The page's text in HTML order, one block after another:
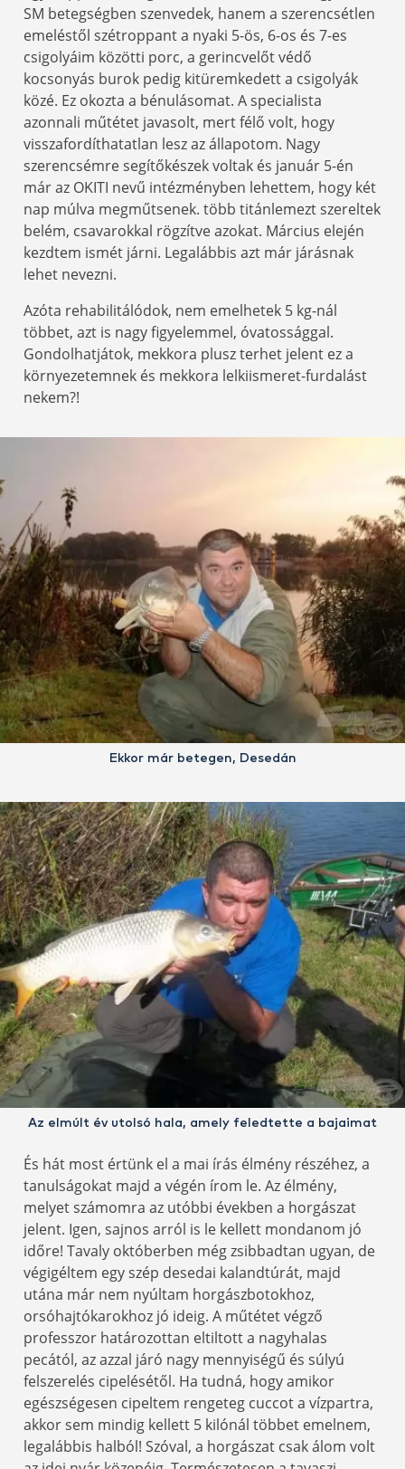
SM betegségben szenvedek, hanem a szerencsétlen
emeléstől szétroppant a nyaki 5-ös, 6-os és 7-es
csigolyáim közötti porc, a gerincvelőt védő
kocsonyás burok pedig kitüremkedett a csigolyák
közé. Ez okozta a bénulásomat. A specialista
azonnali műtétet javasolt, mert félő volt, hogy
visszafordíthatatlan lesz az állapotom. Nagy
szerencsémre segítőkészek voltak és január 5-én
már az OKITI nevű intézményben lehettem, hogy két
nap múlva megműtsenek. több titánlemezt szereltek
belém, csavarokkal rögzítve azokat. Március elején
kezdtem ismét járni. Legalábbis azt már járásnak
lehet nevezni.
Azóta rehabilitálódok, nem emelhetek 5 kg-nál
többet, azt is nagy figyelemmel, óvatossággal.
Gondolhatjátok, mekkora plusz terhet jelent ez a
környezetemnek és mekkora lelkiismeret-furdalást
nekem?!
Ekkor már betegen, Desedán
Az elmúlt év utolsó hala, amely feledtette a bajaimat
És hát most értünk el a mai írás élmény részéhez, a
tanulságokat majd a végén írom le. Az élmény,
melyet számomra az utóbbi években a horgászat
jelent. Igen, sajnos arról is le kellett mondanom jó
időre! Tavaly októberben még zsibbadtan ugyan, de
végigéltem egy szép desedai kalandtúrát, majd
utána már nem nyúltam horgászbotokhoz,
orsóhajtókarokhoz jó ideig. A műtétet végző
professzor határozottan eltiltott a nagyhalas
pecától, az azzal járó nagy mennyiségű és súlyú
felszerelés cipelésétől. Ha tudná, hogy amikor
egészségesen cipeltem rengeteg cuccot a vízpartra,
akkor sem mindig kellett 5 kilónál többet emelnem,
legalábbis halból! Szóval, a horgászat csak álom volt